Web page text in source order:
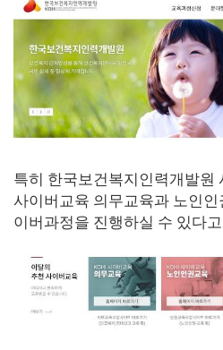
특히 한국보건복지인력개발원
사이버교육 의무교육과 노인
이버과정을 진행하실 수 있다